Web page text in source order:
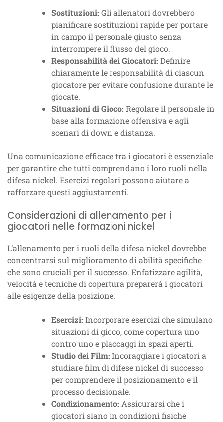
Sostituzioni: Gli allenatori dovrebbero
pianificare sostituzioni rapide per portare
in campo il personale giusto senza
interrompere il flusso del gioco.
Responsabilità dei Giocatori: Definire
chiaramente le responsabilità di ciascun
giocatore per evitare confusione durante le
giocate.
Situazioni di Gioco: Regolare il personale in
base alla formazione offensiva e agli
scenari di down e distanza.
Una comunicazione efficace tra i giocatori è essenziale
per garantire che tutti comprendano i loro ruoli nella
difesa nickel. Esercizi regolari possono aiutare a
rafforzare questi aggiustamenti.
Considerazioni di allenamento per i
giocatori nelle formazioni nickel
L’allenamento per i ruoli della difesa nickel dovrebbe
concentrarsi sul miglioramento di abilità specifiche
che sono cruciali per il successo. Enfatizzare agilità,
velocità e tecniche di copertura preparerà i giocatori
alle esigenze della posizione.
Esercizi: Incorporare esercizi che simulano
situazioni di gioco, come copertura uno
contro uno e placcaggi in spazi aperti.
Studio dei Film: Incoraggiare i giocatori a
studiare film di difese nickel di successo
per comprendere il posizionamento e il
processo decisionale.
Condizionamento: Assicurarsi che i
giocatori siano in condizioni fisiche